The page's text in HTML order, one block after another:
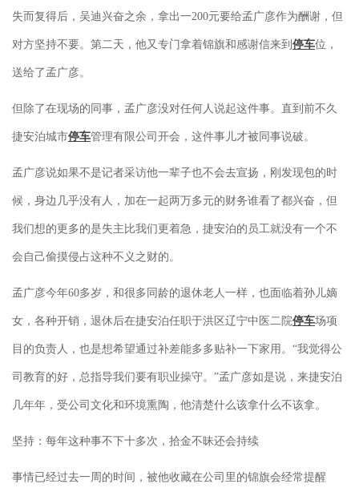
失而复得后，吴迪兴奋之余，拿出一200元要给孟广彦作为酬谢，但
对方坚持不要。第二天，他又专门拿着锦旗和感谢信来到 停车位，
送给了孟广彦。
但除了在现场的同事，孟广彦没对任何人说起这件事。直到前不久
捷安泊城市停车管理有限公司开会，这件事儿才被同事说破。
孟广彦说如果不是记者采访他一辈子也不会去宣扬，刚发现包的时
候，身边几乎没有人，加在一起两万多元的财务谁看了都兴奋，但
我们想的更多的是失主比我们更着急，捷安泊的员工就没有一个不
会自己偷摸侵占这种不义之财的。
孟广彦今年60多岁，和很多同龄的退休老人一样，也面临着孙儿嫡
女，各种开销，退休后在捷安泊任职于洪区辽宁中医二院停车场项
目的负责人，也是想希望通过补差能多多贴补一下家用。“我觉得公
司教育的好，总指导我们要有职业操守。”孟广彦如是说，来捷安泊
几年年，受公司文化和环境熏陶，他清楚什么该拿什么不该拿。
坚持：每年这种事不下十多次，拾金不昧还会持续
事情已经过去一周的时间，被他收藏在公司里的锦旗会经常提醒